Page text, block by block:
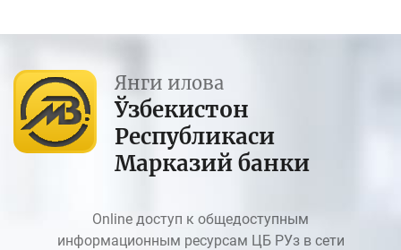
матбуот анжумани
Фирибгарлик ҳолатларининг олдини олиш
учун кредит ташкилотлари томонидан
онлайн кредит ажратилишига доир жорий
этилаётган вақтинчалик тартиб юзасидан видеошарҳ
хизматларининг афзаллиги нимада?
27.09.2024
Янги илова
Ўзбекистон
Республикаси
Марказий банки
Online доступ к общедоступным
информационным ресурсам ЦБ РУз в сети